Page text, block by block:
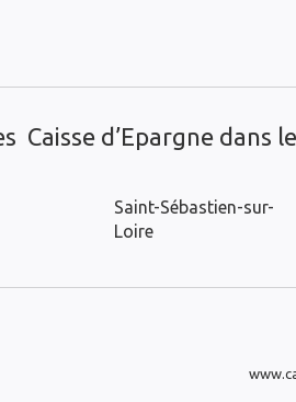
Caisse d’Epargne dans
Saint-Sébastien-sur-
Loire